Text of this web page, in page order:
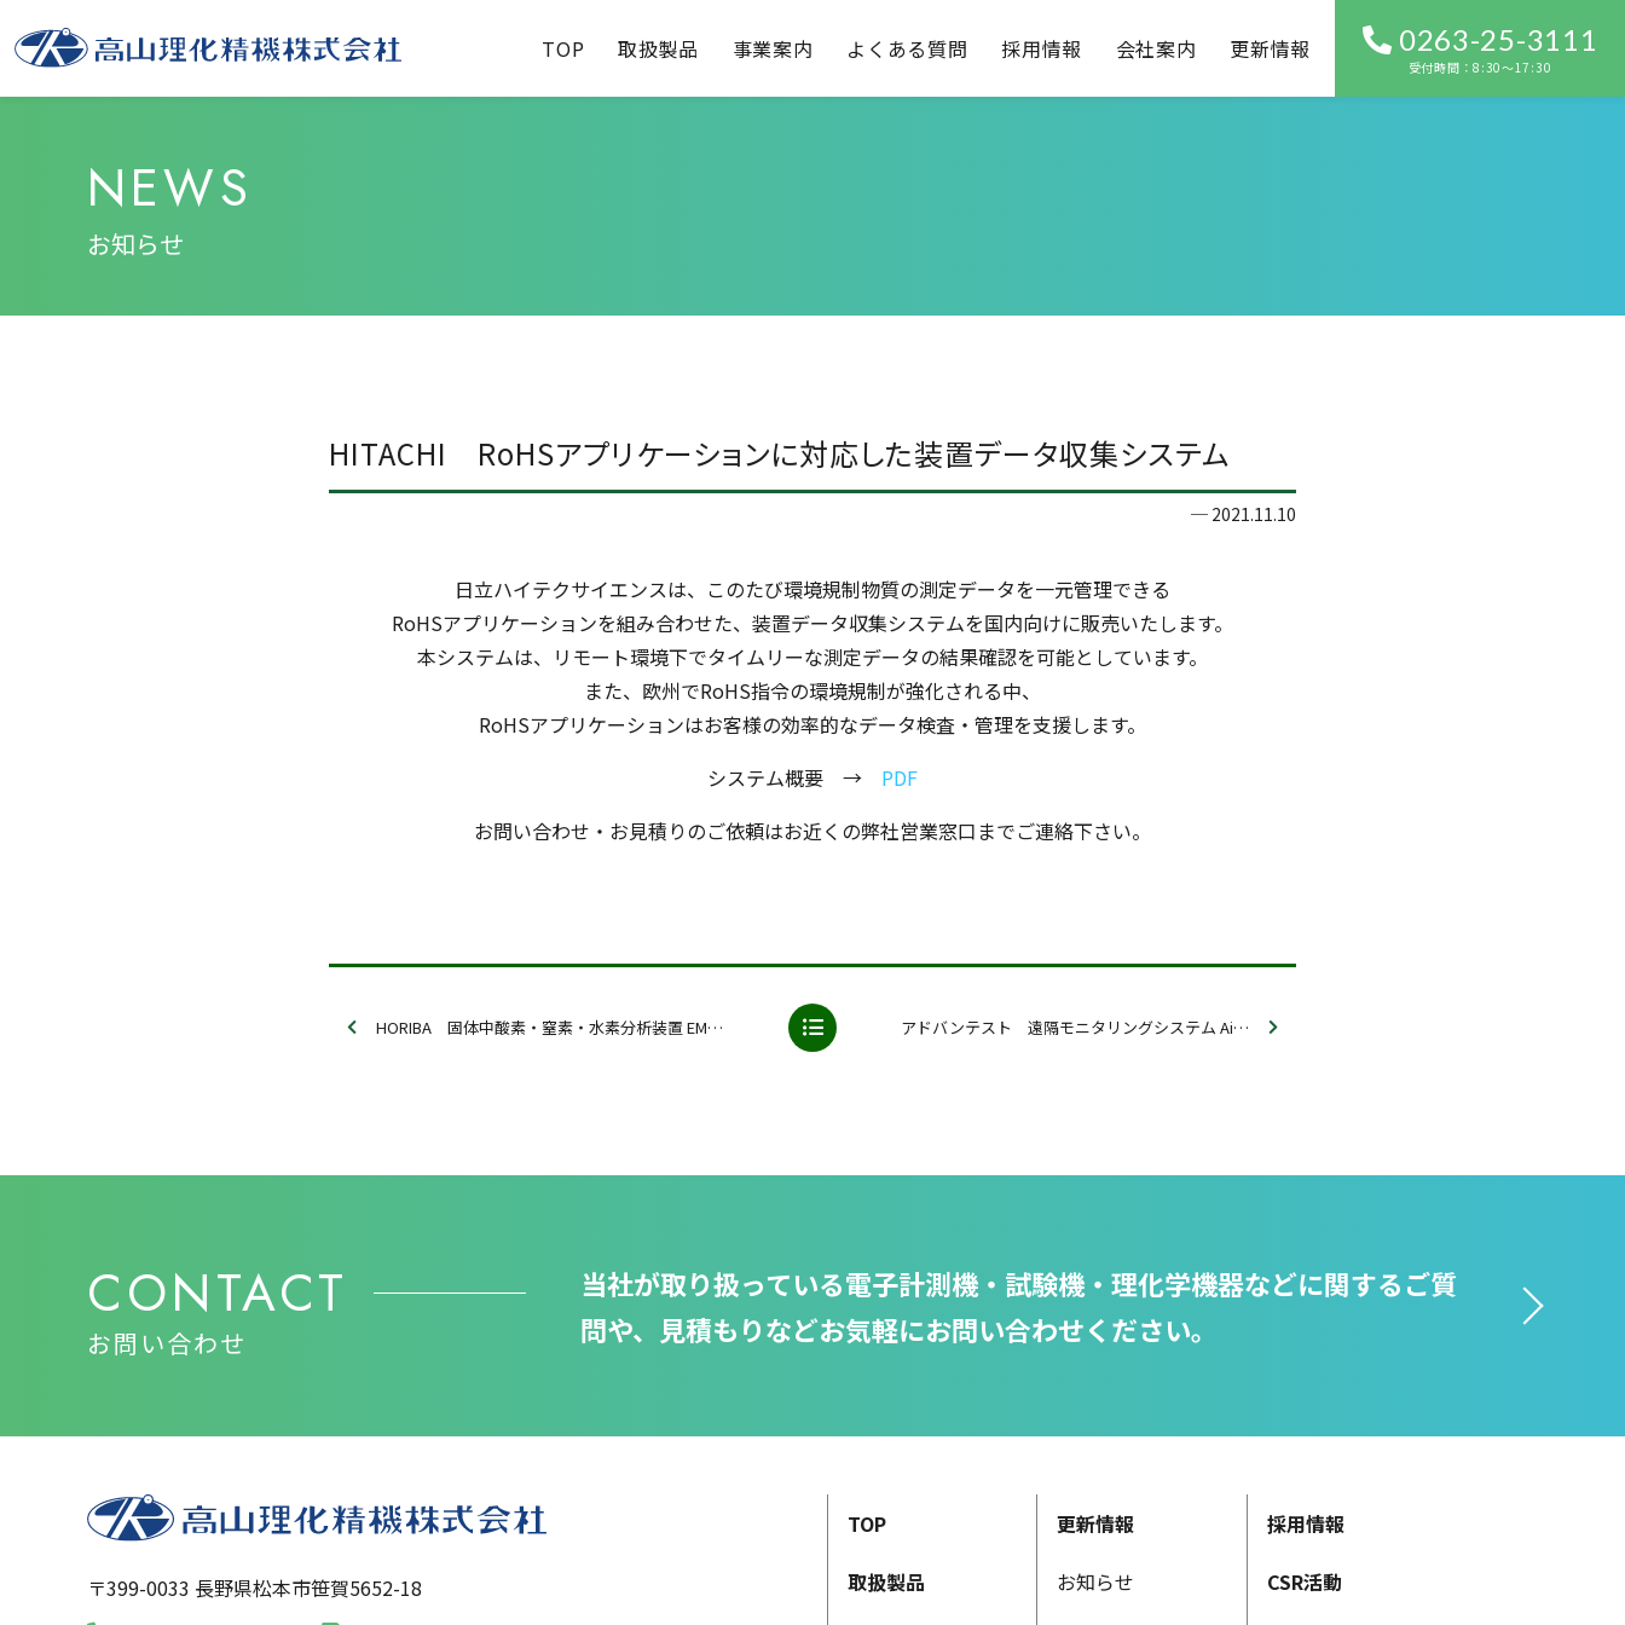
TOP 取扱製品 事業案内 よくある質問 採用情報 会社案内 更新情報 0263-25-3111
受付時間：8:30〜17:30
NEWS
お知らせ
HITACHI RoHSアプリケーションに対応した装置データ収集システム
2021.11.10
日立ハイテクサイエンスは、このたび環境規制物質の測定データを一元管理できる
RoHSアプリケーションを組み合わせた、装置データ収集システムを国内向けに販売いたします。
本システムは、リモート環境下でタイムリーな測定データの結果確認を可能としています。
また、欧州でRoHS指令の環境規制が強化される中、
RoHSアプリケーションはお客様の効率的なデータ検査・管理を支援します。
システム概要 → PDF
お問い合わせ・お見積りのご依頼はお近くの弊社営業窓口までご連絡下さい。
HORIBA 固体中酸素・窒素・水素分析装置 EMGA-Pro / Expert アドバンテスト 遠隔モニタリングシステム AirLogger™ Cloud
CONTACT
お問い合わせ
当社が取り扱っている電子計測機・試験機・理化学機器などに関するご質
問や、見積もりなどお気軽にお問い合わせください。
TOP
取扱製品
更新情報
お知らせ
採用情報
CSR活動
〒399-0033 長野県松本市笹賀5652-18